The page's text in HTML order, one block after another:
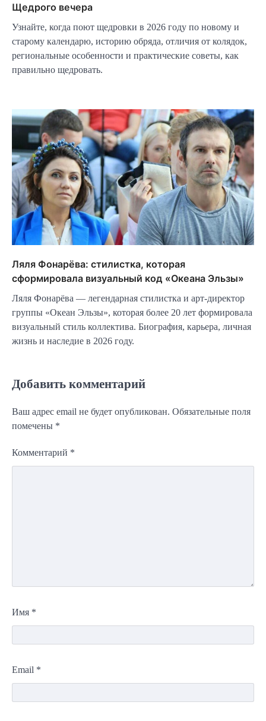
Щедрого вечера
Узнайте, когда поют щедровки в 2026 году по новому и
старому календарю, историю обряда, отличия от колядок,
региональные особенности и практические советы, как
правильно щедровать.
Ляля Фонарёва: стилистка, которая
сформировала визуальный код «Океана Эльзы»
Ляля Фонарёва — легендарная стилистка и арт-директор
группы «Океан Эльзы», которая более 20 лет формировала
визуальный стиль коллектива. Биография, карьера, личная
жизнь и наследие в 2026 году.
Добавить комментарий
Ваш адрес email не будет опубликован. Обязательные поля
помечены *
Комментарий *
Имя *
Email *